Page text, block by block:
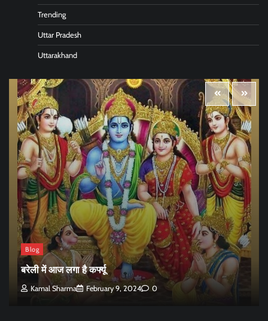
Trending
Uttar Pradesh
Uttarakhand
Blog
बरेली में आज लगा है कर्फ्यू
Kamal Sharma February 9, 2024 0